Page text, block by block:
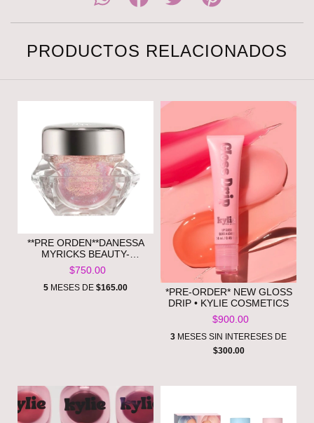
PRODUCTOS RELACIONADOS
**PRE ORDEN**DANESSA
MYRICKS BEAUTY-
INFINITE CHROME FLAKES
MULTICHROME GEL FOR
EYE & FACE
$750.00
5 MESES DE $165.00
*PRE-ORDER* NEW GLOSS
DRIP • KYLIE COSMETICS
$900.00
3 MESES SIN INTERESES DE
$300.00